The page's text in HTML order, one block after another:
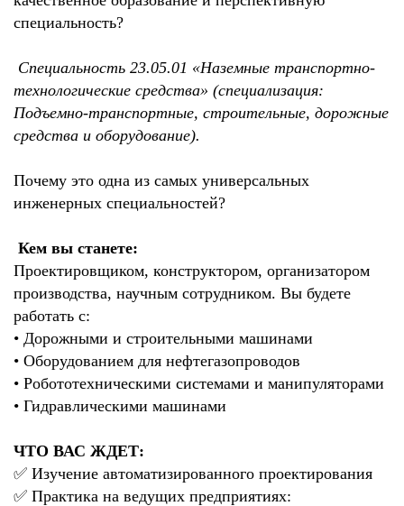
специальность?
Специальность 23.05.01 «Наземные транспортно-
технологические средства» (специализация:
Подъемно-транспортные, строительные, дорожные
средства и оборудование).
Почему это одна из самых универсальных
инженерных специальностей?
Кем вы станете:
Проектировщиком, конструктором, организатором
производства, научным сотрудником. Вы будете
работать с:
• Дорожными и строительными машинами
• Оборудованием для нефтегазопроводов
• Робототехническими системами и манипуляторами
• Гидравлическими машинами
ЧТО ВАС ЖДЕТ:
✅ Изучение автоматизированного проектирования
✅ Практика на ведущих предприятиях: